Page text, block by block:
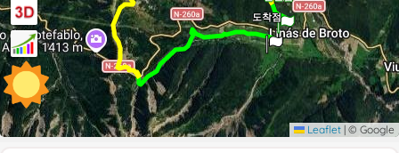
도착점
Leaflet | © Google